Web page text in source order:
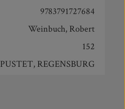
9783791727684
Weinbuch, Robert
152
PUSTET, REGENSBURG